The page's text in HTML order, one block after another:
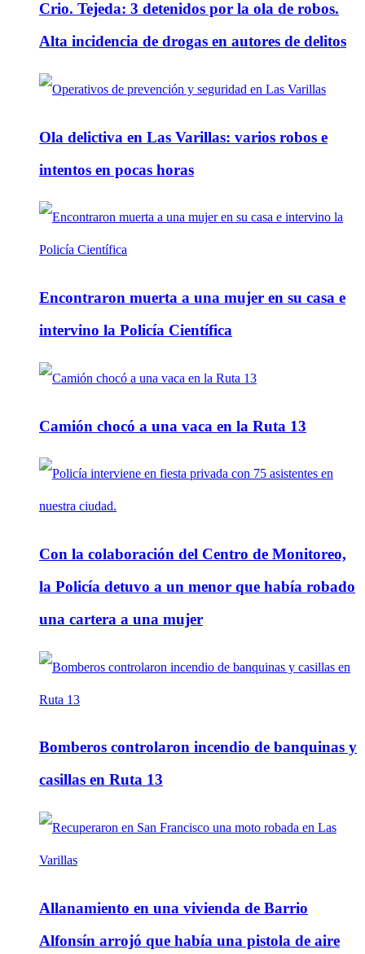
Crio. Tejeda: 3 detenidos por la ola de robos.
Alta incidencia de drogas en autores de delitos
Ola delictiva en Las Varillas: varios robos e
intentos en pocas horas
Encontraron muerta a una mujer en su casa e
intervino la Policía Científica
Camión chocó a una vaca en la Ruta 13
Con la colaboración del Centro de Monitoreo,
la Policía detuvo a un menor que había robado
una cartera a una mujer
Bomberos controlaron incendio de banquinas y
casillas en Ruta 13
Allanamiento en una vivienda de Barrio
Alfonsín arrojó que había una pistola de aire